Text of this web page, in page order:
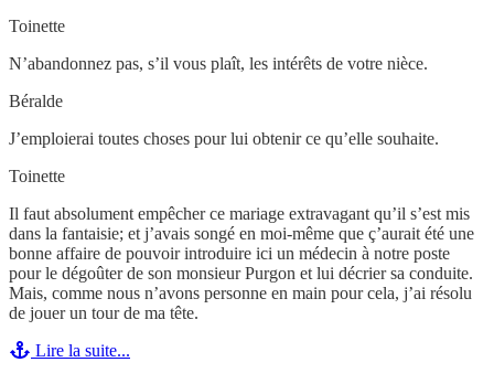
Toinette
N’abandonnez pas, s’il vous plaît, les intérêts de votre nièce.
Béralde
J’emploierai toutes choses pour lui obtenir ce qu’elle souhaite.
Toinette
Il faut absolument empêcher ce mariage extravagant qu’il s’est mis
dans la fantaisie; et j’avais songé en moi-même que ç’aurait été une
bonne affaire de pouvoir introduire ici un médecin à notre poste
pour le dégoûter de son monsieur Purgon et lui décrier sa conduite.
Mais, comme nous n’avons personne en main pour cela, j’ai résolu
de jouer un tour de ma tête.
Lire la suite...